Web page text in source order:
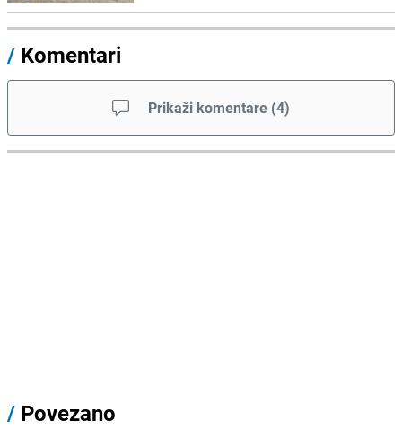
/ Komentari
Prikaži komentare (4)
/ Povezano